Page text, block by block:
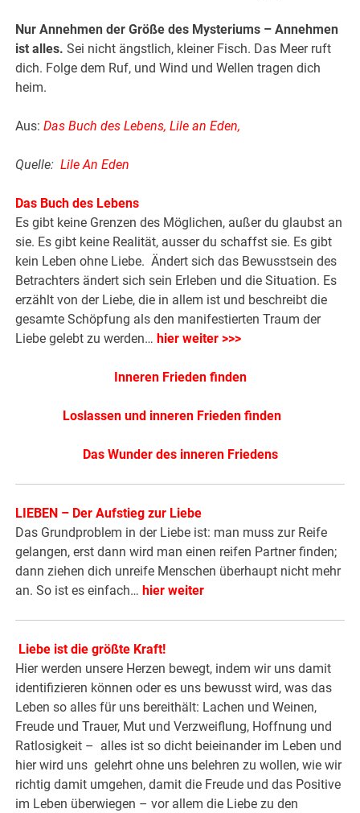
Nur Annehmen der Größe des Mysteriums – Annehmen
ist alles. Sei nicht ängstlich, kleiner Fisch. Das Meer ruft
dich. Folge dem Ruf, und Wind und Wellen tragen dich
heim.
Aus:Das Buch des Lebens, Lile an Eden,
Quelle:Lile An Eden
Das Buch des Lebens
Es gibt keine Grenzen des Möglichen, außer du glaubst an
sie. Es gibt keine Realität, ausser du schaffst sie. Es gibt
kein Leben ohne Liebe. Ändert sich das Bewusstsein des
Betrachters ändert sich sein Erleben und die Situation. Es
erzählt von der Liebe, die in allem ist und beschreibt die
gesamte Schöpfung als den manifestierten Traum der
Liebe gelebt zu werden… hier weiter >>>
Inneren Frieden finden
Loslassen und inneren Frieden finden
Das Wunder des inneren Friedens
LIEBEN – Der Aufstieg zur Liebe
Das Grundproblem in der Liebe ist: man muss zur Reife
gelangen, erst dann wird man einen reifen Partner finden;
dann ziehen dich unreife Menschen überhaupt nicht mehr
an. So ist es einfach… hier weiter
Liebe ist die größte Kraft!
Hier werden unsere Herzen bewegt, indem wir uns damit
identifizieren können oder es uns bewusst wird, was das
Leben so alles für uns bereithält: Lachen und Weinen,
Freude und Trauer, Mut und Verzweiflung, Hoffnung und
Ratlosigkeit – alles ist so dicht beieinander im Leben und
hier wird uns gelehrt ohne uns belehren zu wollen, wie wir
richtig damit umgehen, damit die Freude und das Positive
im Leben überwiegen – vor allem die Liebe zu den